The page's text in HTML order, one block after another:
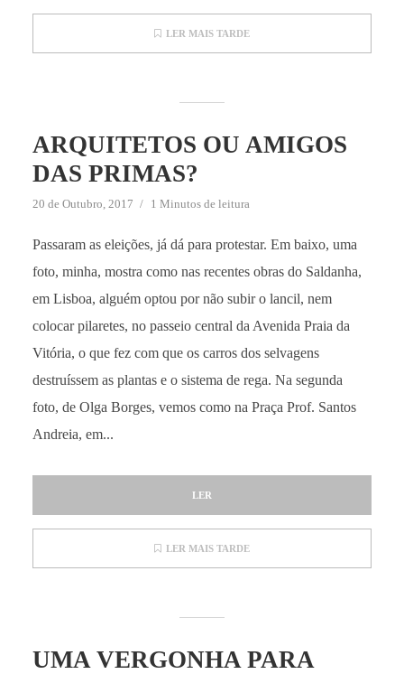
LER MAIS TARDE
ARQUITETOS OU AMIGOS
DAS PRIMAS?
20 de Outubro, 2017 1 Minutos de leitura
Passaram as eleições, já dá para protestar. Em baixo, uma
foto, minha, mostra como nas recentes obras do Saldanha,
em Lisboa, alguém optou por não subir o lancil, nem
colocar pilaretes, no passeio central da Avenida Praia da
Vitória, o que fez com que os carros dos selvagens
destruíssem as plantas e o sistema de rega. Na segunda
foto, de Olga Borges, vemos como na Praça Prof. Santos
Andreia, em...
LER
LER MAIS TARDE
UMA VERGONHA PARA